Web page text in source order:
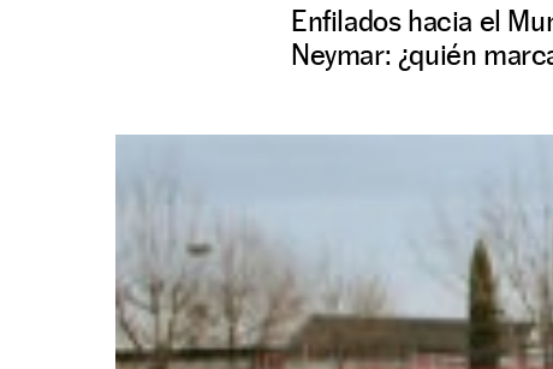
Enfilados hacia el
Neymar: ¿quién